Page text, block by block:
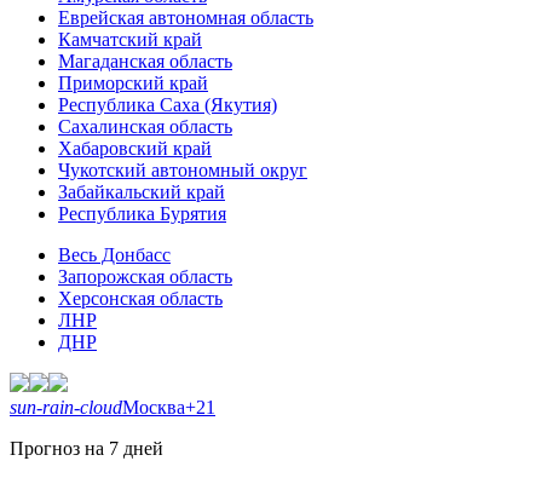
Еврейская автономная область
Камчатский край
Магаданская область
Приморский край
Республика Саха (Якутия)
Сахалинская область
Хабаровский край
Чукотский автономный округ
Забайкальский край
Республика Бурятия
Весь Донбасс
Запорожская область
Херсонская область
ЛНР
ДНР
sun-rain-cloudМосква+21
Прогноз на 7 дней